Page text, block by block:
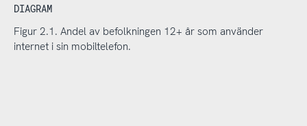
DIAGRAM
Figur 2.1. Andel av befolkningen 12+ år som använder
internet i sin mobiltelefon.